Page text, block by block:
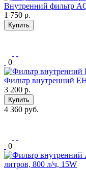
Внутренний фильтр
1 750 р.
Купить
0
Фильтр внутренний
3 200 р.
Купить
4 360 руб.
0